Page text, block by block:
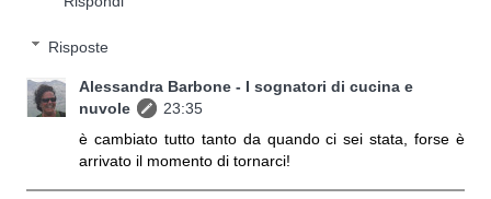
Risposte
Alessandra Barbone - I sognatori di cucina e
nuvole
23:35
è cambiato tutto tanto da quando ci sei stata, forse è
arrivato il momento di tornarci!